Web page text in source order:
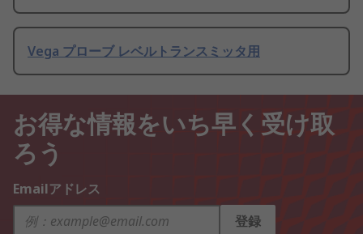
Vega プローブ レベルトランスミッタ用
お得な情報をいち早く受け取
ろう
Emailアドレス
登録